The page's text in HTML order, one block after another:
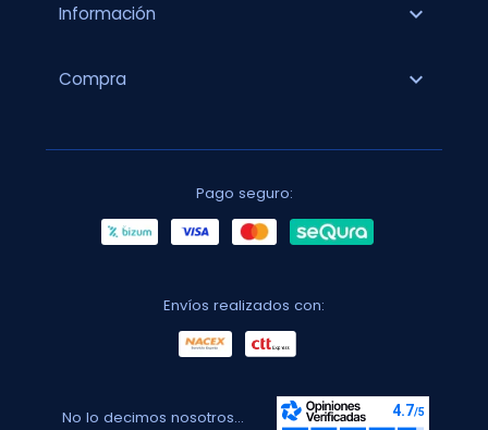
Información expand_more
Compra expand_more
Pago seguro:
Envíos realizados con:
No lo decimos nosotros...